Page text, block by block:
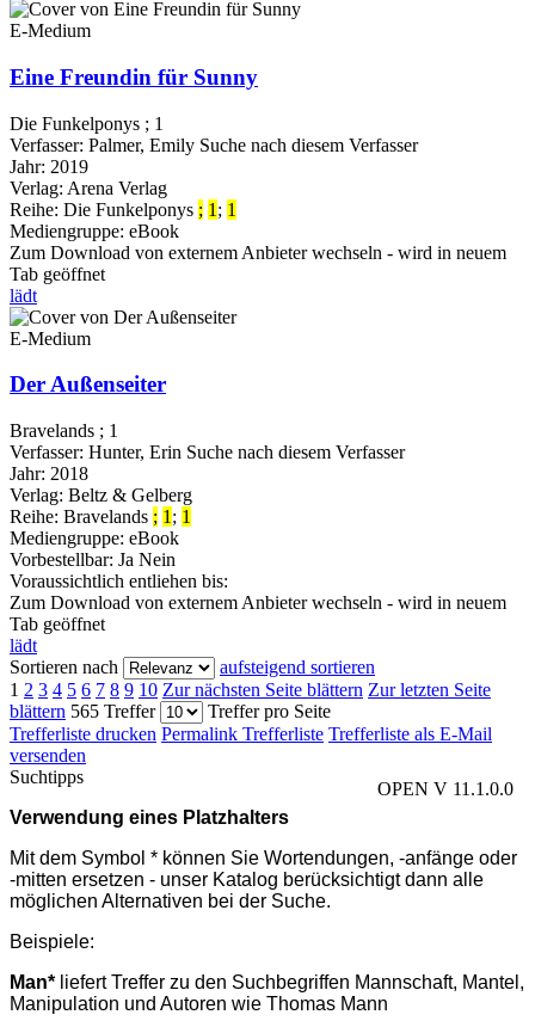
E-Medium
Eine Freundin für Sunny
Die Funkelponys ; 1
Verfasser: Palmer, Emily Suche nach diesem Verfasser
Jahr: 2019
Verlag: Arena Verlag
Reihe: Die Funkelponys ; 1 ; 1
Mediengruppe: eBook
Zum Download von externem Anbieter wechseln - wird in neuem
Tab geöffnet
lädt
E-Medium
Der Außenseiter
Bravelands ; 1
Verfasser: Hunter, Erin Suche nach diesem Verfasser
Jahr: 2018
Verlag: Beltz & Gelberg
Reihe: Bravelands ; 1 ; 1
Mediengruppe: eBook
Vorbestellbar: Ja Nein
Voraussichtlich entliehen bis:
Zum Download von externem Anbieter wechseln - wird in neuem
Tab geöffnet
lädt
Sortieren nach
aufsteigend sortieren
1 2 3 4 5 6 7 8 9 10 Zur nächsten Seite blättern Zur letzten Seite
blättern 565 Treffer
Treffer pro Seite
Trefferliste drucken Permalink Trefferliste Trefferliste als E-Mail
versenden
OPEN V 11.1.0.0
Suchtipps
Verwendung eines Platzhalters
Mit dem Symbol * können Sie Wortendungen, -anfänge oder
-mitten ersetzen - unser Katalog berücksichtigt dann alle
möglichen Alternativen bei der Suche.
Beispiele:
Man* liefert Treffer zu den Suchbegriffen Mannschaft, Mantel,
Manipulation und Autoren wie Thomas Mann